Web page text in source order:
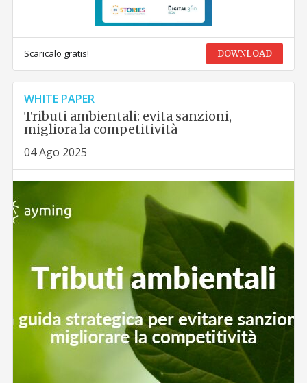
Scaricalo gratis! DOWNLOAD
WHITE PAPER
Tributi ambientali: evita sanzioni,
migliora la competitività
04 Ago 2025